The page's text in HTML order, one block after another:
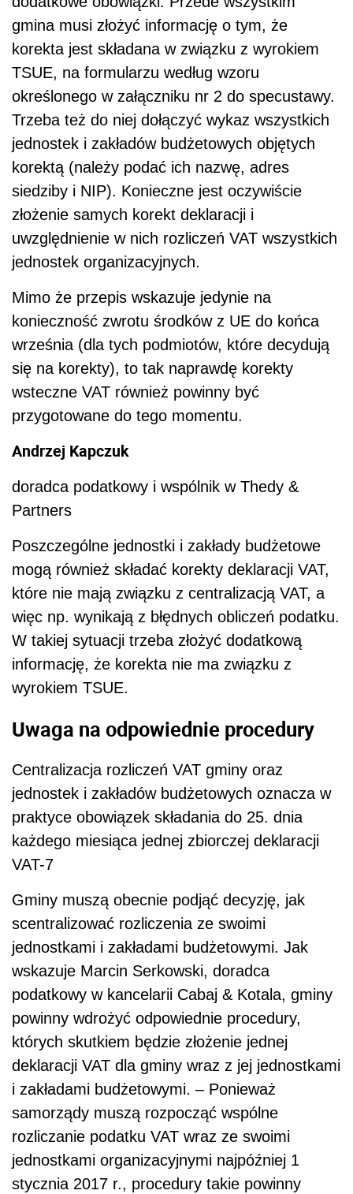
gmina musi złożyć informację o tym, że
korekta jest składana w związku z wyrokiem
TSUE, na formularzu według wzoru
określonego w załączniku nr 2 do specustawy.
Trzeba też do niej dołączyć wykaz wszystkich
jednostek i zakładów budżetowych objętych
korektą (należy podać ich nazwę, adres
siedziby i NIP). Konieczne jest oczywiście
złożenie samych korekt deklaracji i
uwzględnienie w nich rozliczeń VAT wszystkich
jednostek organizacyjnych.
Mimo że przepis wskazuje jedynie na
konieczność zwrotu środków z UE do końca
września (dla tych podmiotów, które decydują
się na korekty), to tak naprawdę korekty
wsteczne VAT również powinny być
przygotowane do tego momentu.
Andrzej Kapczuk
doradca podatkowy i wspólnik w Thedy &
Partners
Poszczególne jednostki i zakłady budżetowe
mogą również składać korekty deklaracji VAT,
które nie mają związku z centralizacją VAT, a
więc np. wynikają z błędnych obliczeń podatku.
W takiej sytuacji trzeba złożyć dodatkową
informację, że korekta nie ma związku z
wyrokiem TSUE.
Uwaga na odpowiednie procedury
Centralizacja rozliczeń VAT gminy oraz
jednostek i zakładów budżetowych oznacza w
praktyce obowiązek składania do 25. dnia
każdego miesiąca jednej zbiorczej deklaracji
VAT-7
Gminy muszą obecnie podjąć decyzję, jak
scentralizować rozliczenia ze swoimi
jednostkami i zakładami budżetowymi. Jak
wskazuje Marcin Serkowski, doradca
podatkowy w kancelarii Cabaj & Kotala, gminy
powinny wdrożyć odpowiednie procedury,
których skutkiem będzie złożenie jednej
deklaracji VAT dla gminy wraz z jej jednostkami
i zakładami budżetowymi. – Ponieważ
samorządy muszą rozpocząć wspólne
rozliczanie podatku VAT wraz ze swoimi
jednostkami organizacyjnymi najpóźniej 1
stycznia 2017 r., procedury takie powinny